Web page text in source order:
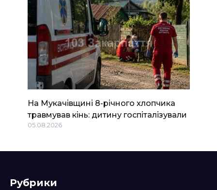
На Мукачівщині 8-річного хлопчика
травмував кінь: дитину госпіталізували
05.08.2026
Рубрики